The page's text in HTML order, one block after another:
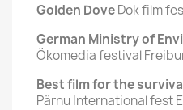
Golden DoveDok film
German Ministry of
Ökomedia festival
Best film for the
Pärnu International fest